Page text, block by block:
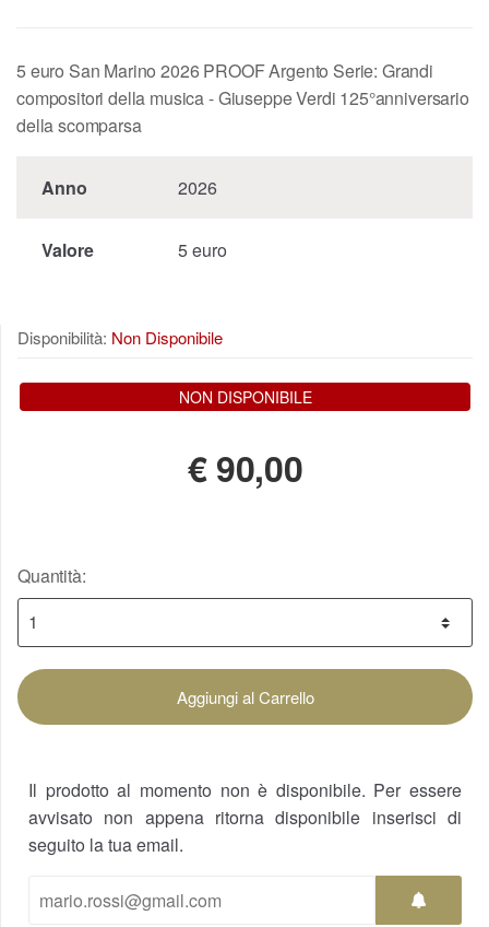
5 euro San Marino 2026 PROOF Argento Serie: Grandi
compositori della musica - Giuseppe Verdi 125°anniversario
della scomparsa
Anno 2026
Valore 5 euro
Disponibilità: Non Disponibile
NON DISPONIBILE
€90,00
Quantità:
Aggiungi al Carrello
Il prodotto al momento non è disponibile. Per essere
avvisato non appena ritorna disponibile inserisci di
seguito la tua email.